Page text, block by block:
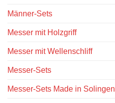
Männer-Sets
Messer mit Holzgriff
Messer mit Wellenschliff
Messer-Sets
Messer-Sets Made in Solingen